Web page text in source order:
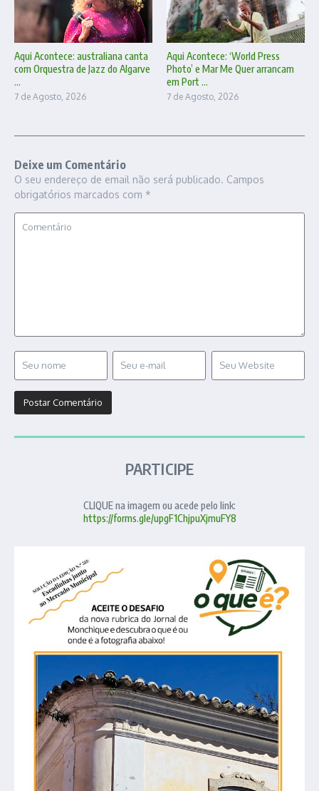
Aqui Acontece: australiana canta
com Orquestra de Jazz do Algarve
...
7 de Agosto, 2026
Aqui Acontece: ‘World Press
Photo’ e Mar Me Quer arrancam
em Port ...
7 de Agosto, 2026
Deixe um Comentário
O seu endereço de email não será publicado. Campos
obrigatórios marcados com *
PARTICIPE
CLIQUE na imagem ou acede pelo link:
https://forms.gle/upgF1ChjpuXjmuFY8